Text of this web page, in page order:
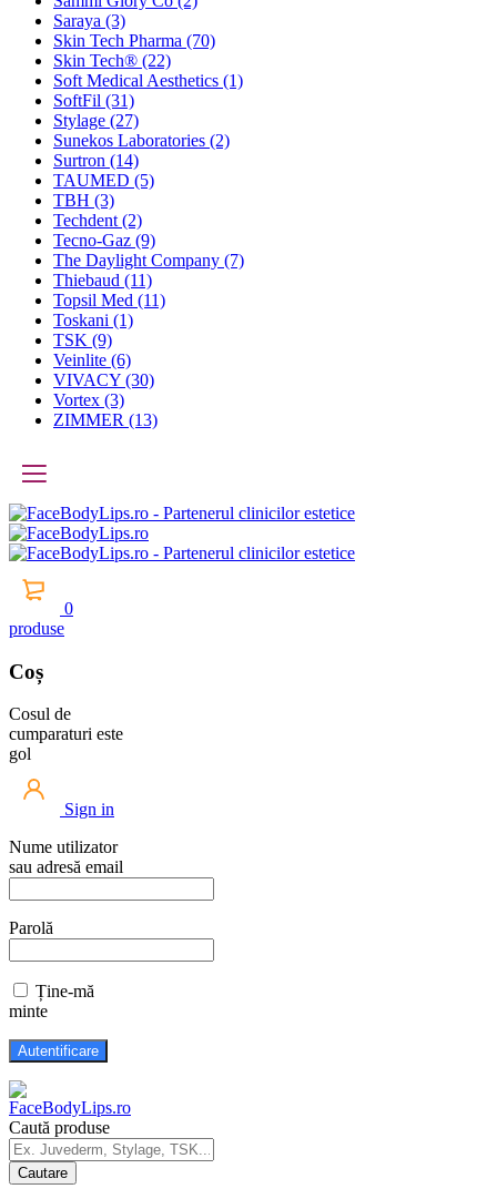
Saraya (3)
Skin Tech Pharma (70)
Skin Tech® (22)
Soft Medical Aesthetics (1)
SoftFil (31)
Stylage (27)
Sunekos Laboratories (2)
Surtron (14)
TAUMED (5)
TBH (3)
Techdent (2)
Tecno-Gaz (9)
The Daylight Company (7)
Thiebaud (11)
Topsil Med (11)
Toskani (1)
TSK (9)
Veinlite (6)
VIVACY (30)
Vortex (3)
ZIMMER (13)
0
produse
Coș
Cosul de
cumparaturi este
gol
Sign in
Nume utilizator
sau adresă email
Parolă
Ține-mă
minte
Caută produse